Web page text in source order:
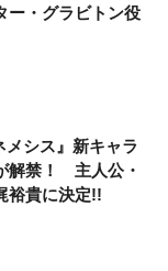
・グラビトン役
メシス』新キャラ
解禁！ 主人公・
裕貴に決定!!